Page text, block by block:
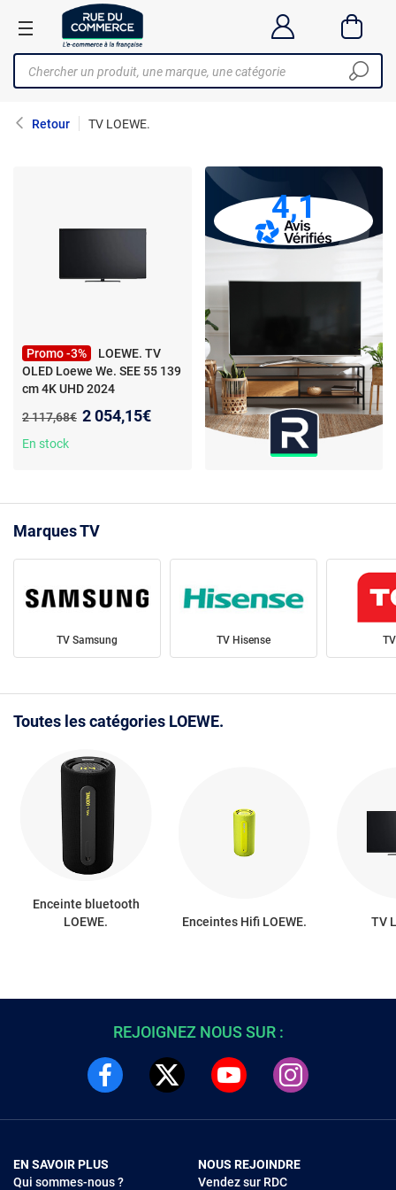
Retour TV LOEWE.
Promo -3%
LOEWE. TV
OLED Loewe We. SEE 55 139
cm 4K UHD 2024
Ancien prix :
2 117,68€ Nouveau prix :
2 054,15€
En stock
4,1
Marques TV
TV Samsung TV Hisense
Toutes les catégories LOEWE.
Enceinte bluetooth
LOEWE.
Enceintes Hifi LOEWE. TV
REJOIGNEZ NOUS SUR :
EN SAVOIR PLUS
Qui sommes-nous ?
NOUS REJOINDRE
Vendez sur RDC